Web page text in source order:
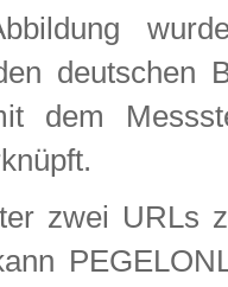
deutschen
dem
zwei URLs